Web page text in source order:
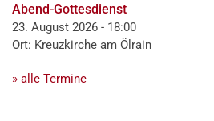
Abend-Gottesdienst
23. August 2026 - 18:00
Ort: Kreuzkirche am Ölrain
» alle Termine